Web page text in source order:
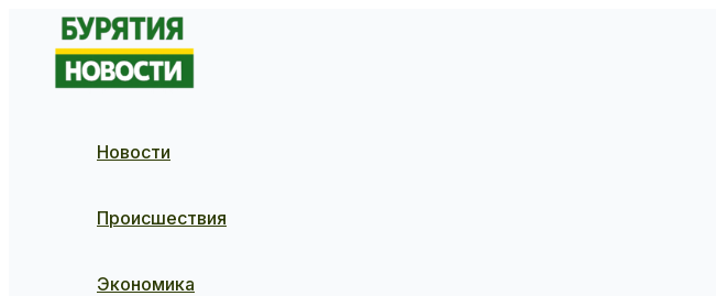
Перейти
содержимому
Новости
Происшествия
Экономика